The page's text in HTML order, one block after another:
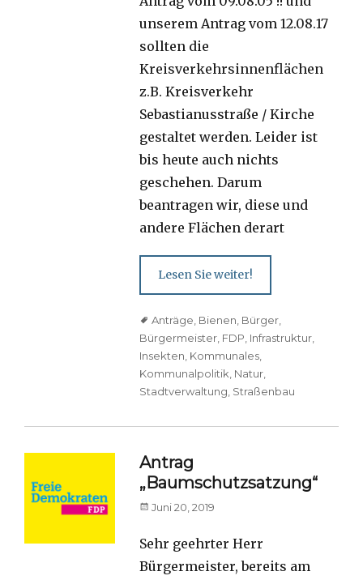
unserem Antrag vom 12.08.17
sollten die
Kreisverkehrsinnenflächen
z.B. Kreisverkehr
Sebastianusstraße / Kirche
gestaltet werden. Leider ist
bis heute auch nichts
geschehen. Darum
beantragen wir, diese und
andere Flächen derart
Lesen Sie weiter!
TagsAnträge Bienen Bürger
Bürgermeister FDP Infrastruktur
Insekten Kommunales
Kommunalpolitik Natur
Stadtverwaltung Straßenbau
Antrag
„Baumschutzsatzung“
Posted
Juni 20, 2019
Sehr geehrter Herr
Bürgermeister, bereits am